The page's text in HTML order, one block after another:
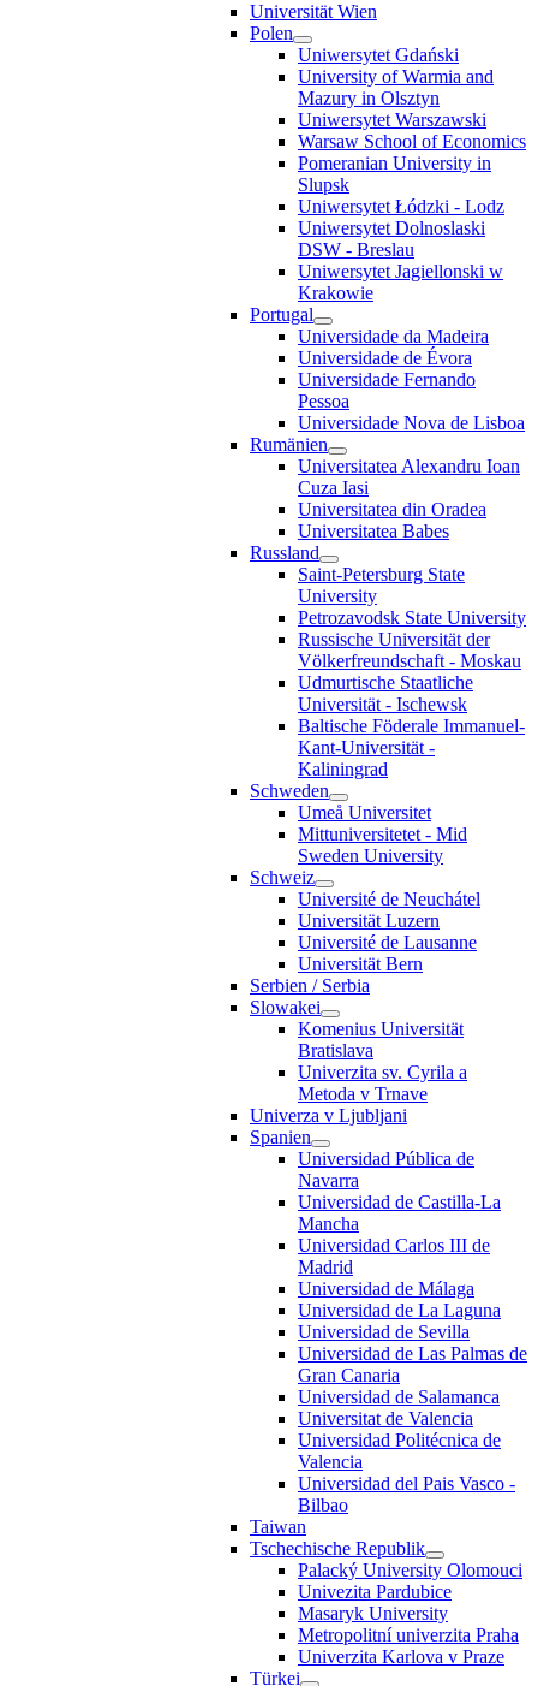
Universität Wien
Polen
Uniwersytet Gdański
University of Warmia and
Mazury in Olsztyn
Uniwersytet Warszawski
Warsaw School of Economics
Pomeranian University in
Slupsk
Uniwersytet Łódzki - Lodz
Uniwersytet Dolnoslaski
DSW - Breslau
Uniwersytet Jagiellonski w
Krakowie
Portugal
Universidade da Madeira
Universidade de Évora
Universidade Fernando
Pessoa
Universidade Nova de Lisboa
Rumänien
Universitatea Alexandru Ioan
Cuza Iasi
Universitatea din Oradea
Universitatea Babes
Russland
Saint-Petersburg State
University
Petrozavodsk State University
Russische Universität der
Völkerfreundschaft - Moskau
Udmurtische Staatliche
Universität - Ischewsk
Baltische Föderale Immanuel-
Kant-Universität -
Kaliningrad
Schweden
Umeå Universitet
Mittuniversitetet - Mid
Sweden University
Schweiz
Université de Neuchátel
Universität Luzern
Université de Lausanne
Universität Bern
Serbien / Serbia
Slowakei
Komenius Universität
Bratislava
Univerzita sv. Cyrila a
Metoda v Trnave
Univerza v Ljubljani
Spanien
Universidad Pública de
Navarra
Universidad de Castilla-La
Mancha
Universidad Carlos III de
Madrid
Universidad de Málaga
Universidad de La Laguna
Universidad de Sevilla
Universidad de Las Palmas de
Gran Canaria
Universidad de Salamanca
Universitat de Valencia
Universidad Politécnica de
Valencia
Universidad del Pais Vasco -
Bilbao
Taiwan
Tschechische Republik
Palacký University Olomouci
Univezita Pardubice
Masaryk University
Metropolitní univerzita Praha
Univerzita Karlova v Praze
Türkei